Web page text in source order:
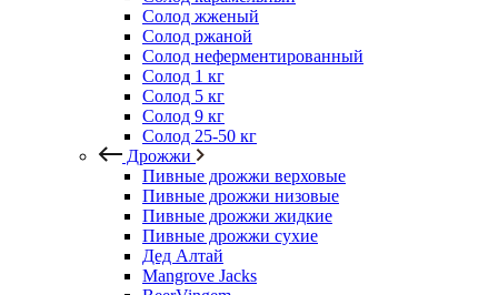
Солод жженый
Солод ржаной
Солод неферментированный
Солод 1 кг
Солод 5 кг
Солод 9 кг
Солод 25-50 кг
Дрожжи
Пивные дрожжи верховые
Пивные дрожжи низовые
Пивные дрожжи жидкие
Пивные дрожжи сухие
Дед Алтай
Mangrove Jacks